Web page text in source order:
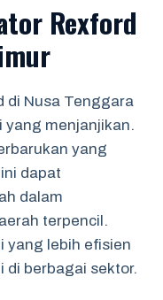
Rexford
di Nusa Tenggara
yang menjanjikan.
yang
dapat
dalam
terpencil.
yang lebih efisien
di berbagai sektor.